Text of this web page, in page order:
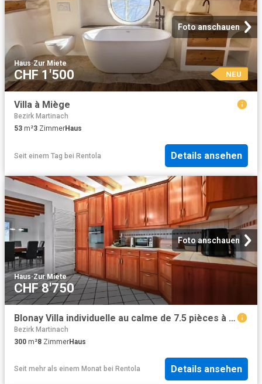
Foto anschauen
Haus·Zur Miete
CHF 1'500 NEU
Villa à Miège
Bezirk Martinach
53 m²3 ZimmerHaus
Seit einem Tag bei Rentola Details ansehen
Foto anschauen
Haus·Zur Miete
CHF 8'750
Blonay Villa individuelle au calme de 7.5 pièces à louer dans un écrin de verdure, avec vue imprenable sur le lac
Bezirk Martinach
300 m²8 ZimmerHaus
Seit mehr als einem Monat bei Rentola Details ansehen